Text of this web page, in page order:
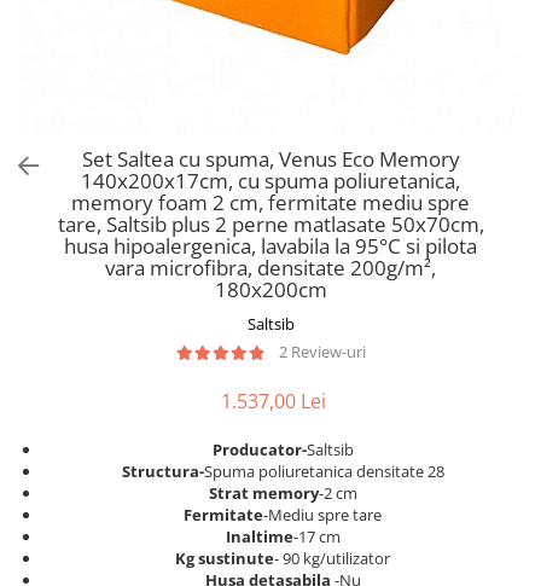
Saltele Memory Pocket
Saltele cu plasa arcuri
Saltele cu spuma
Saltele cu spuma
Saltele cu spuma poliuretanica
Saltele 180x200
Top saltele
Top saltele 5 cm
Top saltele 10 cm
Scaune pentru living
Seturi comode living si vitrine
Mobila living
Comode living
Birouri
Scaune pentru birou
Scaune pentru vizitatori
Scaune manager
Scaune birou copii
Scaune resigilate
Scaune gradinita
Scaune conferinta
Scaune terasa si outdoor
Set Saltea cu spuma, Venus Eco Memory
140x200x17cm, cu spuma poliuretanica,
memory foam 2 cm, fermitate mediu spre
tare, Saltsib plus 2 perne matlasate 50x70cm,
husa hipoalergenica, lavabila la 95°C si pilota
vara microfibra, densitate 200g/m²,
180x200cm
Saltsib
2 Review-uri
1.537,00 Lei
Producator-Saltsib
Structura-Spuma poliuretanica densitate 28
Strat memory-2 cm
Fermitate-Mediu spre tare
Inaltime-17 cm
Kg sustinute- 90 kg/utilizator
Husa detasabila -Nu